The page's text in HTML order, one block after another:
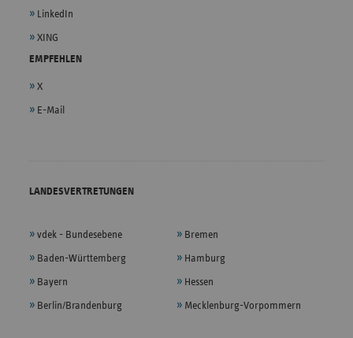
LinkedIn
XING
EMPFEHLEN
X
E-Mail
LANDESVERTRETUNGEN
vdek - Bundesebene
Baden-Württemberg
Bayern
Berlin/Brandenburg
Bremen
Hamburg
Hessen
Mecklenburg-Vorpommern